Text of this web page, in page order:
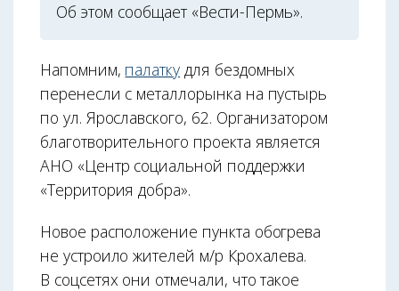
Об этом сообщает «Вести-Пермь».
Напомним, палатку для бездомных
перенесли с металлорынка на пустырь
по ул. Ярославского, 62. Организатором
благотворительного проекта является
АНО «Центр социальной поддержки
«Территория добра».
Новое расположение пункта обогрева
не устроило жителей м/р Крохалева.
В соцсетях они отмечали, что такое